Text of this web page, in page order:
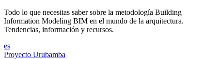
Todo lo que necesitas saber sobre la metodología Building
Information Modeling BIM en el mundo de la arquitectura.
Tendencias, información y recursos.
es
Proyecto Urubamba